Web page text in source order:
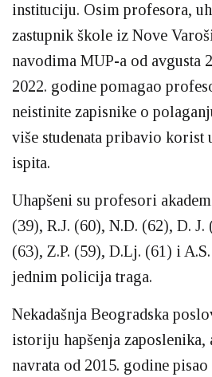
instituciju. Osim profesora,
zastupnik škole iz Nove
navodima MUP-a od avgusta
2022. godine pomagao
neistinite zapisnike o
više studenata pribavio korist
ispita.
Uhapšeni su profesori
(39), R.J. (60), N.D. (62), D. J.
(63), Z.P. (59), D.Lj. (61) i
jednim policija traga.
Nekadašnja Beogradska
istoriju hapšenja zaposlenika,
navrata od 2015. godine pisao